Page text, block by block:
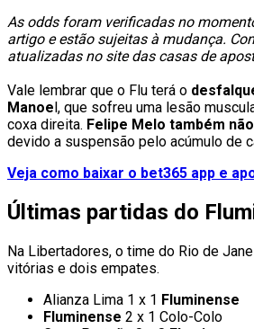
As odds foram verificadas no
artigo e estão sujeitas à mudança.
atualizadas no site das casas de
Vale lembrar que o Flu terá o
Manoel, que sofreu uma lesão
coxa direita. Felipe Melo também
devido a suspensão pelo acúmulo de
Veja como baixar o bet365 app e
Últimas partidas do
Na Libertadores, o time do Rio de
vitórias e dois empates.
Alianza Lima 1 x 1 Fluminense
Fluminense 2 x 1 Colo-Colo